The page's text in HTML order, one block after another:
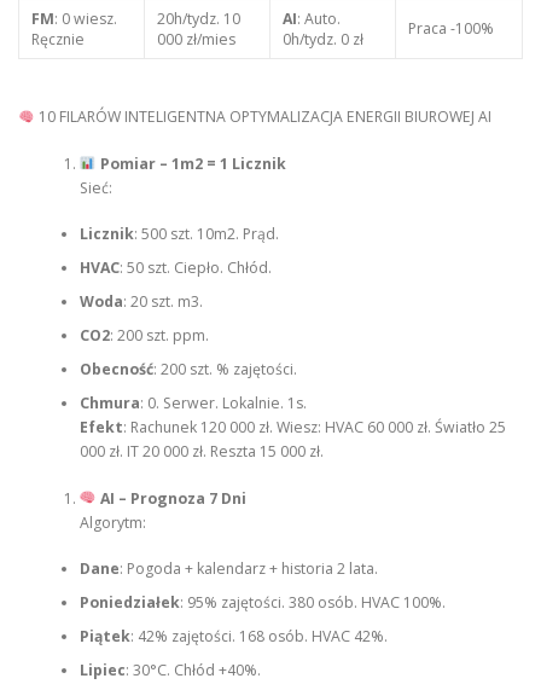
FM: 0 wiesz.
Ręcznie
20h/tydz. 10
000 zł/mies
AI: Auto.
0h/tydz. 0 zł
Praca -100%
10 FILARÓW INTELIGENTNA OPTYMALIZACJA ENERGII BIUROWEJ AI
Pomiar – 1m2 = 1 Licznik
Sieć:
Licznik: 500 szt. 10m2. Prąd.
HVAC: 50 szt. Ciepło. Chłód.
Woda: 20 szt. m3.
CO2: 200 szt. ppm.
Obecność: 200 szt. % zajętości.
Chmura: 0. Serwer. Lokalnie. 1s.
Efekt: Rachunek 120 000 zł. Wiesz: HVAC 60 000 zł. Światło 25
000 zł. IT 20 000 zł. Reszta 15 000 zł.
AI – Prognoza 7 Dni
Algorytm:
Dane: Pogoda + kalendarz + historia 2 lata.
Poniedziałek: 95% zajętości. 380 osób. HVAC 100%.
Piątek: 42% zajętości. 168 osób. HVAC 42%.
Lipiec: 30°C. Chłód +40%.